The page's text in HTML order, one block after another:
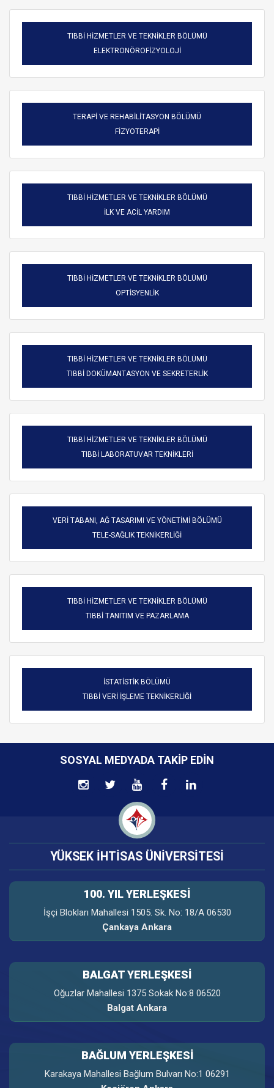
TIBBİ HİZMETLER VE TEKNİKLER BÖLÜMÜ
ELEKTRONÖROFİZYOLOJİ
TERAPİ VE REHABİLİTASYON BÖLÜMÜ
FİZYOTERAPİ
TIBBİ HİZMETLER VE TEKNİKLER BÖLÜMÜ
İLK VE ACİL YARDIM
TIBBİ HİZMETLER VE TEKNİKLER BÖLÜMÜ
OPTİSYENLİK
TIBBİ HİZMETLER VE TEKNİKLER BÖLÜMÜ
TIBBİ DOKÜMANTASYON VE SEKRETERLİK
TIBBİ HİZMETLER VE TEKNİKLER BÖLÜMÜ
TIBBİ LABORATUVAR TEKNİKLERİ
VERİ TABANI, AĞ TASARIMI VE YÖNETİMİ BÖLÜMÜ
TELE-SAĞLIK TEKNİKERLİĞİ
TIBBİ HİZMETLER VE TEKNİKLER BÖLÜMÜ
TIBBİ TANITIM VE PAZARLAMA
İSTATİSTİK BÖLÜMÜ
TIBBİ VERİ İŞLEME TEKNİKERLİĞİ
SOSYAL MEDYADA TAKIP EDIN
YÜKSEK İHTİSAS ÜNİVERSİTESİ
100. YIL YERLEŞKESI
İşçi Blokları Mahallesi 1505. Sk. No: 18/A 06530
Çankaya Ankara
BALGAT YERLEŞKESİ
Oğuzlar Mahallesi 1375 Sokak No:8 06520
Balgat Ankara
BAĞLUM YERLEŞKESİ
Karakaya Mahallesi Bağlum Bulvarı No:1 06291